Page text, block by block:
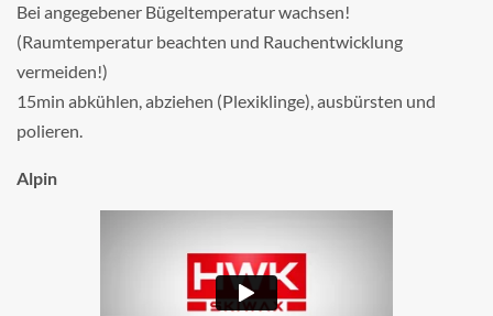
Bei angegebener Bügeltemperatur wachsen!
(Raumtemperatur beachten und Rauchentwicklung
vermeiden!)
15min abkühlen, abziehen (Plexiklinge), ausbürsten und
polieren.
Alpin